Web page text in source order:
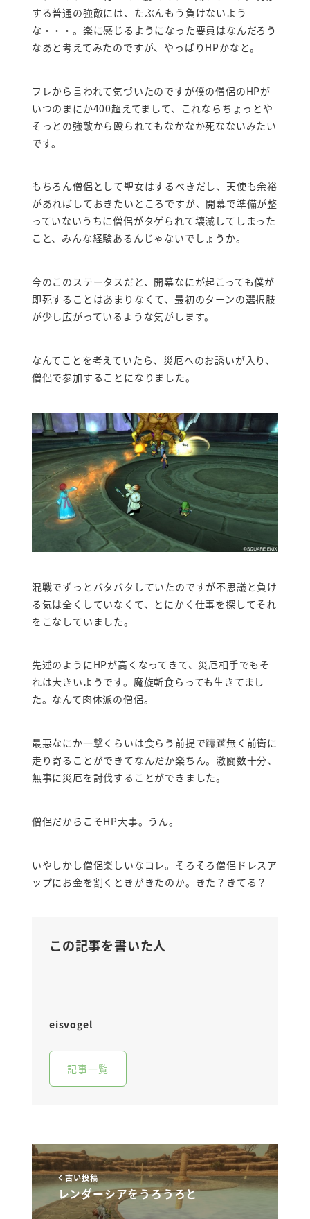
する普通の強敵には、たぶんもう負けないよう
な・・・。楽に感じるようになった要員はなんだろう
なあと考えてみたのですが、やっぱりHPかなと。
フレから言われて気づいたのですが僕の僧侶のHPが
いつのまにか400超えてまして、これならちょっとや
そっとの強敵から殴られてもなかなか死なないみたい
です。
もちろん僧侶として聖女はするべきだし、天使も余裕
があればしておきたいところですが、開幕で準備が整
っていないうちに僧侶がタゲられて壊滅してしまった
こと、みんな経験あるんじゃないでしょうか。
今のこのステータスだと、開幕なにが起こっても僕が
即死することはあまりなくて、最初のターンの選択肢
が少し広がっているような気がします。
なんてことを考えていたら、災厄へのお誘いが入り、
僧侶で参加することになりました。
混戦でずっとバタバタしていたのですが不思議と負け
る気は全くしていなくて、とにかく仕事を探してそれ
をこなしていました。
先述のようにHPが高くなってきて、災厄相手でもそ
れは大きいようです。魔旋斬食らっても生きてまし
た。なんて肉体派の僧侶。
最悪なにか一撃くらいは食らう前提で躊躇無く前衛に
走り寄ることができてなんだか楽ちん。激闘数十分、
無事に災厄を討伐することができました。
僧侶だからこそHP大事。うん。
いやしかし僧侶楽しいなコレ。そろそろ僧侶ドレスア
ップにお金を割くときがきたのか。きた？きてる？
この記事を書いた人
eisvogel
記事一覧
古い投稿
レンダーシアをうろうろと